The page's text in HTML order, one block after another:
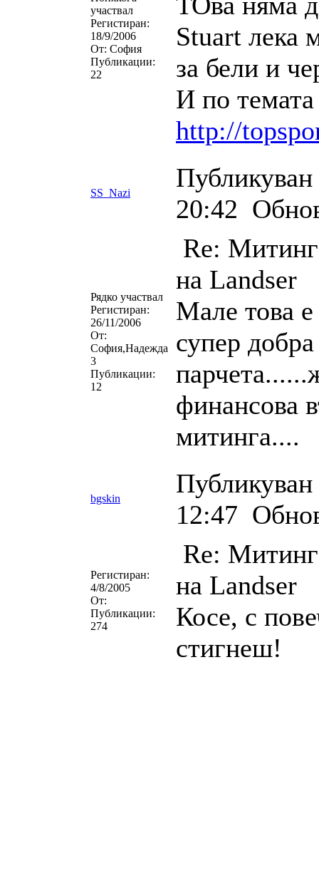
участвал
Регистиран:
18/9/2006
От: София
Публикации:
22
Stuart лека
за бели и
И по
http://
SS_Nazi
20:42
Рядко участвал
Регистиран:
26/11/2006
От:
София,Надежда
3
Публикации:
12
Re: Митинг
на Landser
Мале това
супер
финансова
митинга....
bgskin
12:47
Регистиран:
4/8/2005
От:
Публикации:
274
Re: Митинг
на Landser
Косе, с
стигнеш!